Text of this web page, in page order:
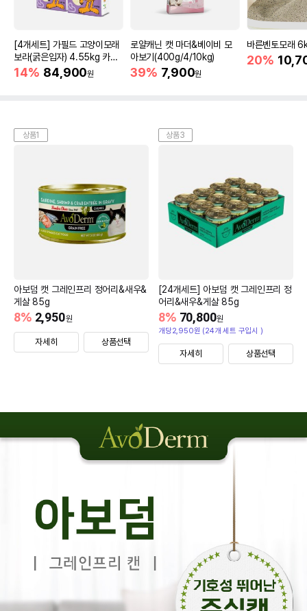
[4개세트] 가필드 고양이모래
보라(굵은입자) 4.55kg 카사
바모래
14% 84,900원
로얄캐닌 캣 마더&베이비 모
아보기(400g/4/10kg)
39% 7,900원
바른벤토모래
20%
상품1
아보덤 캣 그레인프리 정어리&새우&
게살 85g
2,950원
8%
자세히 상품선택
상품3
[24개세트] 아보덤 캣 그레인프리 정
어리&새우&게살 85g
70,800원
8%
개당2,950원 (24개 세트 구입시 )
자세히 상품선택